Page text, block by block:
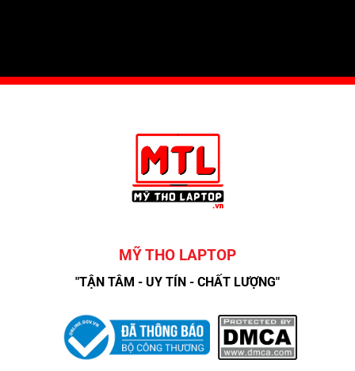
MỸ THO LAPTOP
"TẬN TÂM - UY TÍN - CHẤT LƯỢNG"